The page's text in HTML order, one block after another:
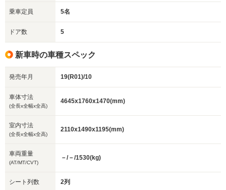
乗車定員 5名
ドア数 5
新車時の車種スペック
発売年月 19(R01)/10
車体寸法
(全長x全幅x全高)
4645x1760x1470(mm)
室内寸法
(全長x全幅x全高)
2110x1490x1195(mm)
車両重量
(AT/MT/CVT)
－/－/1530(kg)
シート列数 2列